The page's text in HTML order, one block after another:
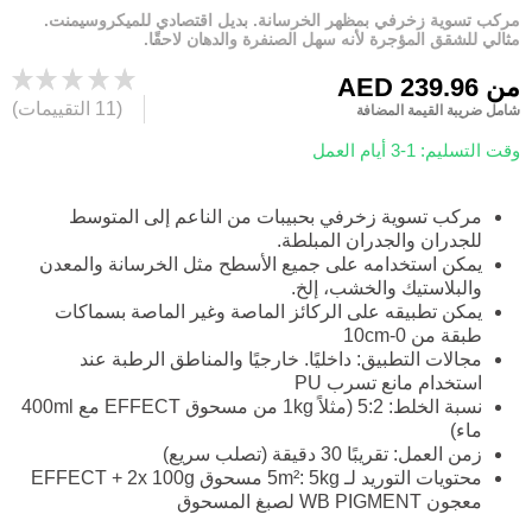
مركب تسوية زخرفي بمظهر الخرسانة. بديل اقتصادي للميكروسيمنت.
مثالي للشقق المؤجرة لأنه سهل الصنفرة والدهان لاحقًا.
من
شامل ضريبة القيمة المضافة
وقت التسليم: 1-3 أيام العمل
(11 التقييمات)
مركب تسوية زخرفي بحبيبات من الناعم إلى المتوسط
للجدران والجدران المبلطة.
يمكن استخدامه على جميع الأسطح مثل الخرسانة والمعدن
والبلاستيك والخشب، إلخ.
يمكن تطبيقه على الركائز الماصة وغير الماصة بسماكات
طبقة من 0-10cm
مجالات التطبيق: داخليًا. خارجيًا والمناطق الرطبة عند
استخدام مانع تسرب PU
نسبة الخلط: 5:2 (مثلاً 1kg من مسحوق EFFECT مع 400ml
ماء)
زمن العمل: تقريبًا 30 دقيقة (تصلب سريع)
محتويات التوريد لـ 5m²: 5kg مسحوق EFFECT + 2x 100g
معجون WB PIGMENT لصبغ المسحوق